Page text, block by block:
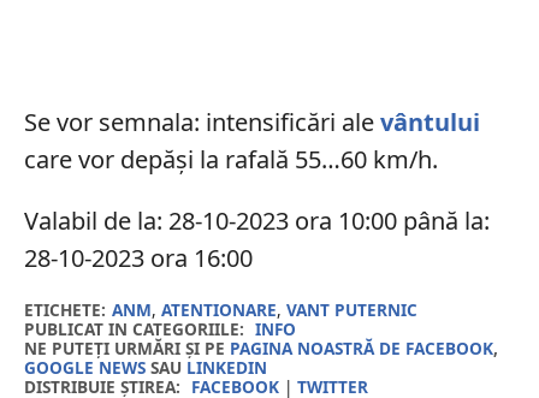
Se vor semnala: intensificări alevântului
care vor depăși la rafală 55…60 km/h.
Valabil de la: 28-10-2023 ora 10:00 până la:
28-10-2023 ora 16:00
ETICHETE: ANM, ATENTIONARE, VANT PUTERNIC
PUBLICAT IN CATEGORIILE: INFO
NE PUTEȚI URMĂRI ȘI PE PAGINA NOASTRĂ DE FACEBOOK,
GOOGLE NEWSSAU LINKEDIN
DISTRIBUIE ȘTIREA: FACEBOOK| TWITTER